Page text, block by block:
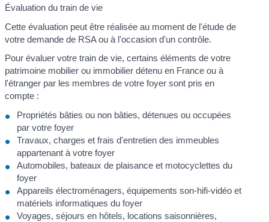
Évaluation du train de vie
Cette évaluation peut être réalisée au moment de l'étude de
votre demande de RSA ou à l'occasion d'un contrôle.
Pour évaluer votre train de vie, certains éléments de votre
patrimoine mobilier ou immobilier détenu en France ou à
l'étranger par les membres de votre foyer sont pris en
compte :
Propriétés bâties ou non bâties, détenues ou occupées
par votre foyer
Travaux, charges et frais d'entretien des immeubles
appartenant à votre foyer
Automobiles, bateaux de plaisance et motocyclettes du
foyer
Appareils électroménagers, équipements son-hifi-vidéo et
matériels informatiques du foyer
Voyages, séjours en hôtels, locations saisonnières,